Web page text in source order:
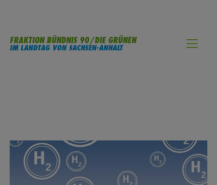
FRAKTION BÜNDNIS 90/DIE GRÜNEN
IM LANDTAG VON SACHSEN-ANHALT